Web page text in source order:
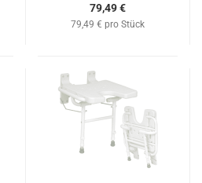
79,49 €
79,49 € pro Stück